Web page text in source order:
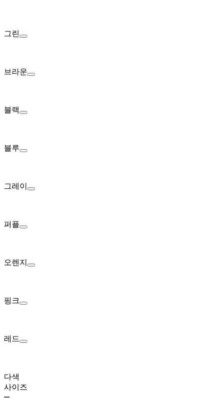
그린
브라운
블랙
블루
그레이
퍼플
오렌지
핑크
레드
다색
사이즈